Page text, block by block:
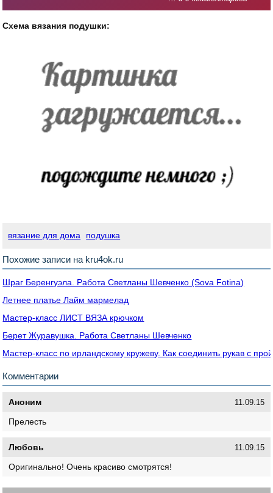
Схема вязания подушки:
вязание для дома подушка
Похожие записи на kru4ok.ru
Шраг Беренгуэла. Работа Светланы Шевченко (Sova Fotina)
Летнее платье Лайм мармелад
Мастер-класс ЛИСТ ВЯЗА крючком
Берет Журавушка. Работа Светланы Шевченко
Мастер-класс по ирландскому кружеву. Как соединить рукав с
Комментарии
Аноним 11.09.15
Прелесть
Любовь 11.09.15
Оригинально! Очень красиво смотрятся!